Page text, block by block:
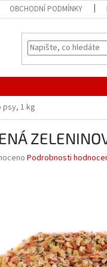
OBCHODNÍ PODMÍNKY
psy, 1 kg
Podrobnosti